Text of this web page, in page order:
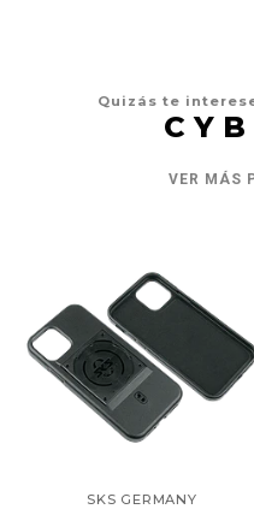
Quizás te
C Y B
VER MÁS
SKS GERMANY